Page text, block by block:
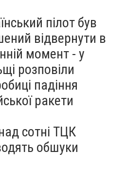
пілот був
відвернути в
момент - у
розповіли
падіння
ракети
сотні ТЦК
обшуки